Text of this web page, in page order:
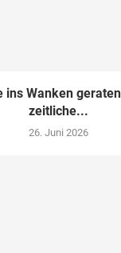
ins Wanken
zeitliche...
26. Juni 2026